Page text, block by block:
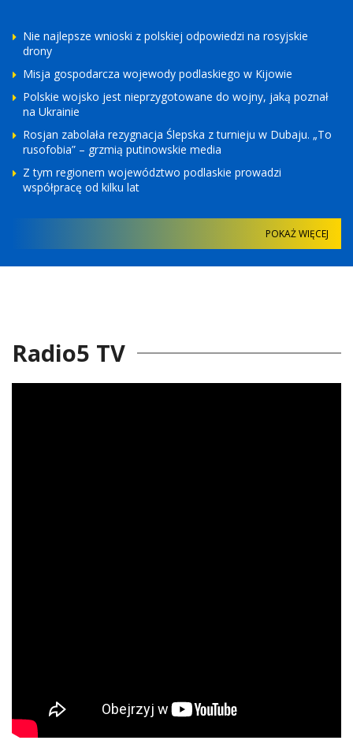
Nie najlepsze wnioski z polskiej odpowiedzi na rosyjskie
drony
Misja gospodarcza wojewody podlaskiego w Kijowie
Polskie wojsko jest nieprzygotowane do wojny, jaką poznał
na Ukrainie
Rosjan zabolała rezygnacja Ślepska z turnieju w Dubaju. „To
rusofobia” – grzmią putinowskie media
Z tym regionem województwo podlaskie prowadzi
współpracę od kilku lat
POKAŻ WIĘCEJ
Radio5 TV